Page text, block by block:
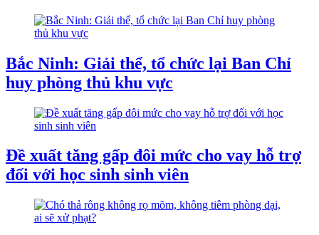
Bắc Ninh: Giải thể, tổ chức lại Ban Chỉ
huy phòng thủ khu vực
Đề xuất tăng gấp đôi mức cho vay hỗ trợ
đối với học sinh sinh viên